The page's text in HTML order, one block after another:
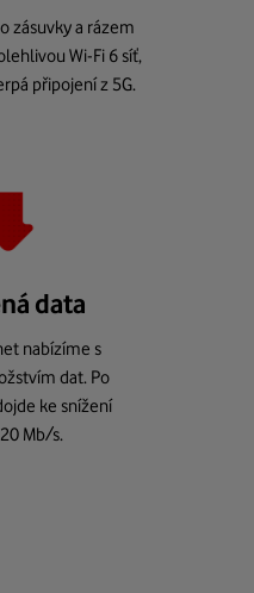
zásuvky a rázem
Wi-Fi 6 síť,
připojení z 5G.
data
nabízíme s
dat. Po
ke snížení
Mb/s.